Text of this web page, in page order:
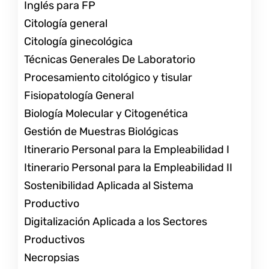
Inglés para FP
Citología general
Citología ginecológica
Técnicas Generales De Laboratorio
Procesamiento citológico y tisular
Fisiopatología General
Biología Molecular y Citogenética
Gestión de Muestras Biológicas
Itinerario Personal para la Empleabilidad I
Itinerario Personal para la Empleabilidad II
Sostenibilidad Aplicada al Sistema
Productivo
Digitalización Aplicada a los Sectores
Productivos
Necropsias